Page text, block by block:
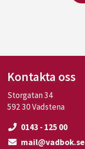
Kontakta oss
Storgatan 34
592 30 Vadstena
0143 - 125 00
mail@vadbok.se